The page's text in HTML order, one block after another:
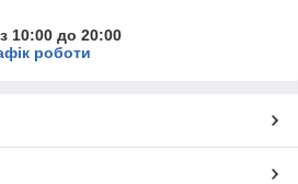
10:00 до 20:00
роботи